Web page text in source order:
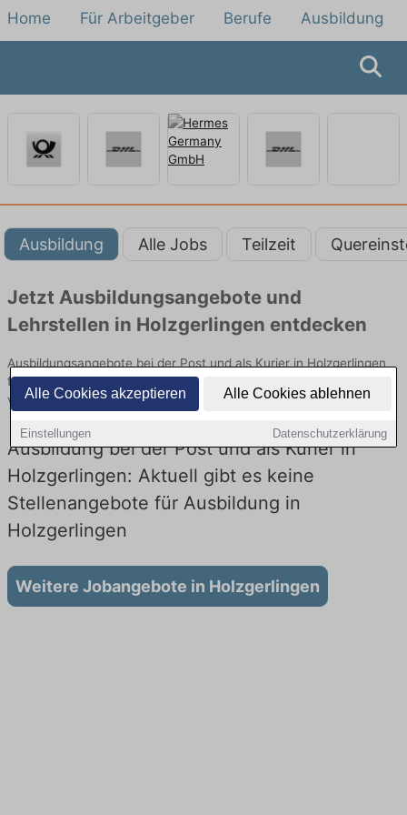
Alle Cookies akzeptieren Alle Cookies ablehnen
Einstellungen Datenschutzerklärung
Home Für Arbeitgeber Berufe Ausbildung
Ausbildung Alle Jobs Teilzeit
Jetzt Ausbildungsangebote und
Lehrstellen in Holzgerlingen entdecken
Ausbildungsangebote bei der Post und als Kurier in Holzgerlingen
finden Sie von namhaften Firmen. Entdecken Sie freie Optionen
von Top-Arbeitgebern und bewerben Sie sich noch heute.
Ausbildung bei der Post und als Kurier in
Holzgerlingen: Aktuell gibt es keine
Stellenangebote für Ausbildung in
Holzgerlingen
Weitere Jobangebote in Holzgerlingen